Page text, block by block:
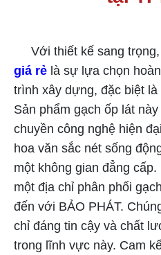
Với thiết kế sang trọng,
giá rẻ là sự lựa chọn
trình xây dựng, đặc biệt
Sản phẩm gạch ốp lát
chuyền công nghệ hiện
hoa văn sắc nét sống
một không gian đẳng
một địa chỉ phân phối
đến với BẢO PHÁT.
chỉ đáng tin cậy và chất
trong lĩnh vực này. Cam